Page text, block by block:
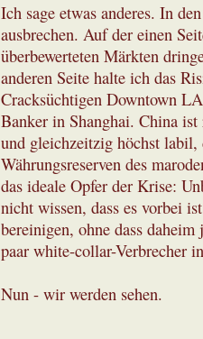
Ich sage etwas anderes. In
ausbrechen. Auf der einen
überbewerteten Märkten
anderen Seite halte ich das
Cracksüchtigen Downtown
Banker in Shanghai. China
und gleichzeitzig höchst labil,
Währungsreserven des
das ideale Opfer der Krise:
nicht wissen, dass es vorbei
bereinigen, ohne dass
paar white-collar-Verbrecher
Nun - wir werden sehen.